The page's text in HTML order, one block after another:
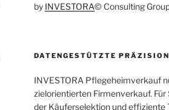
by INVESTORA© Consulting
DATENGESTÜTZTE
INVESTORA Pflegeheimverkauf
zielorientierten Firmenverkauf.
der Käuferselektion und effiziente